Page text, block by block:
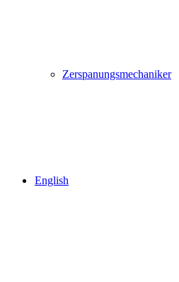
Zerspanungsmechaniker
English